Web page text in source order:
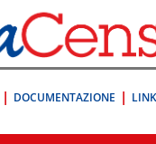
DOCUMENTAZIONE